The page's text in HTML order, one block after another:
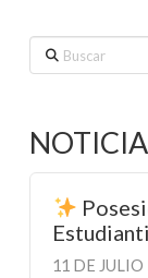
Buscar
11 DE JULIO